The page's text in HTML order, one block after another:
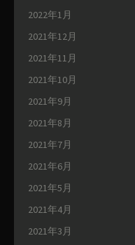
2022年1月
2021年12月
2021年11月
2021年10月
2021年9月
2021年8月
2021年7月
2021年6月
2021年5月
2021年4月
2021年3月